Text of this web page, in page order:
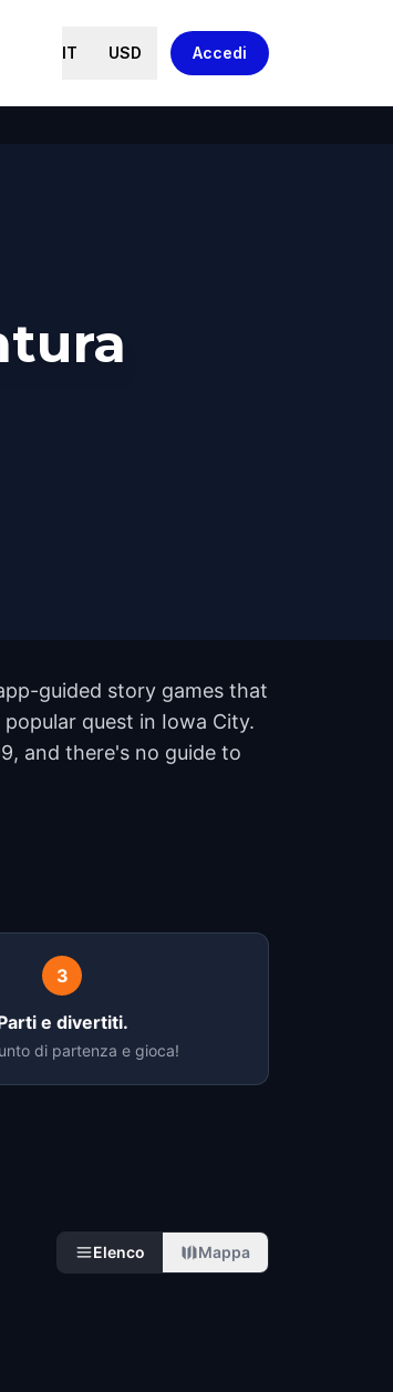
IT USD Accedi
guided story games that
quest in Iowa City.
and there's no guide to
3
e divertiti.
di partenza e gioca!
Elenco Mappa